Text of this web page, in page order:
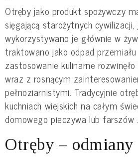
Otręby jako produkt spożywczy
sięgającą starożytnych cywilizacji,
wykorzystywano je głównie w
traktowano jako odpad
zastosowanie kulinarne
wraz z rosnącym
pełnoziarnistymi. Tradycyjnie
kuchniach wiejskich na całym
domowego pieczywa lub farszów
Otręby – odmiany